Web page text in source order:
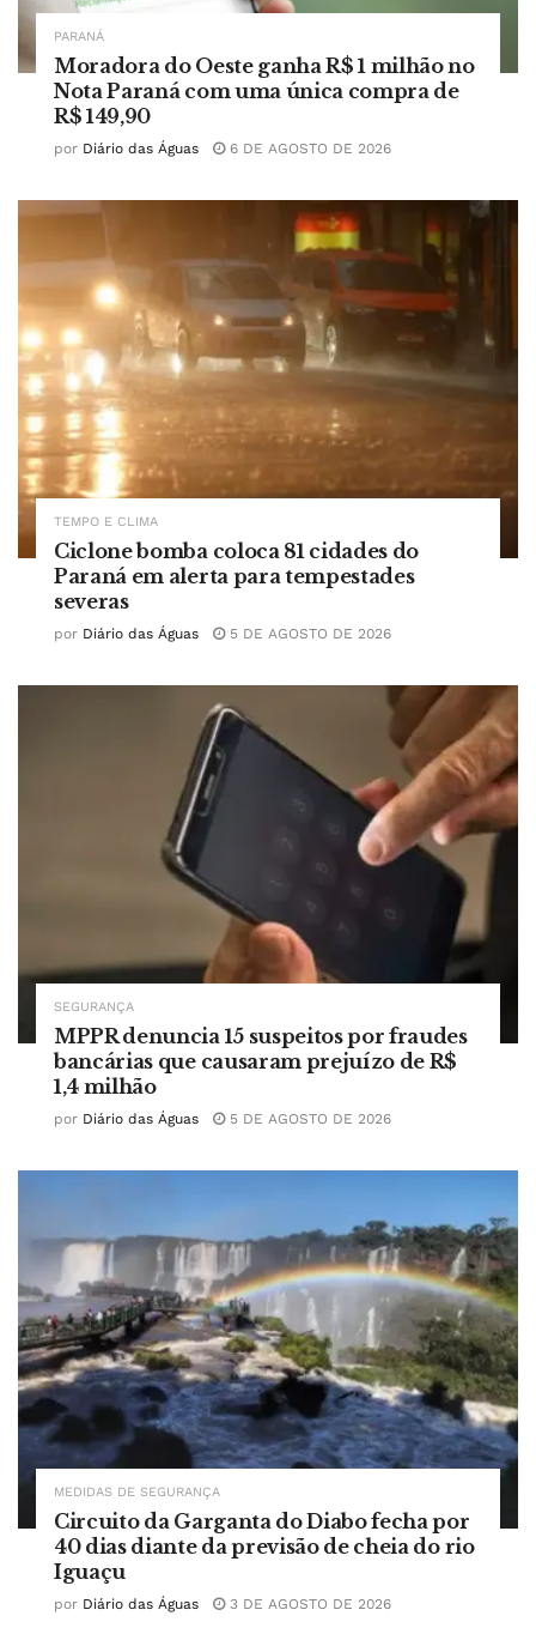
PARANÁ
Moradora do Oeste ganha R$ 1 milhão no
Nota Paraná com uma única compra de
R$ 149,90
por Diário das Águas 6 DE AGOSTO DE 2026
TEMPO E CLIMA
Ciclone bomba coloca 81 cidades do
Paraná em alerta para tempestades
severas
por Diário das Águas 5 DE AGOSTO DE 2026
SEGURANÇA
MPPR denuncia 15 suspeitos por fraudes
bancárias que causaram prejuízo de R$
1,4 milhão
por Diário das Águas 5 DE AGOSTO DE 2026
MEDIDAS DE SEGURANÇA
Circuito da Garganta do Diabo fecha por
40 dias diante da previsão de cheia do rio
Iguaçu
por Diário das Águas 3 DE AGOSTO DE 2026